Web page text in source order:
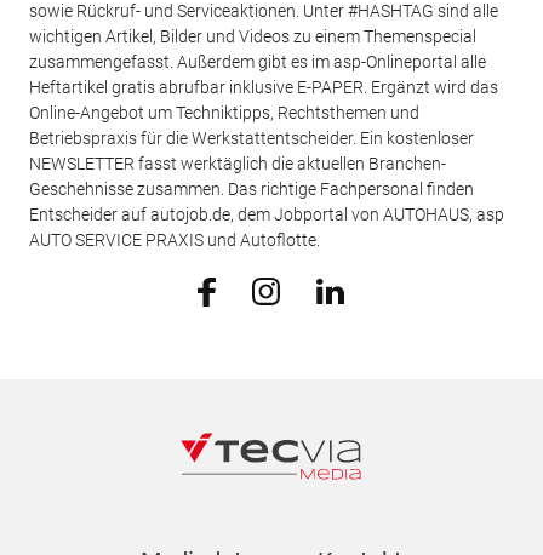
sowie Rückruf- und Serviceaktionen. Unter #HASHTAG sind alle
wichtigen Artikel, Bilder und Videos zu einem Themenspecial
zusammengefasst. Außerdem gibt es im asp-Onlineportal alle
Heftartikel gratis abrufbar inklusive E-PAPER. Ergänzt wird das
Online-Angebot um Techniktipps, Rechtsthemen und
Betriebspraxis für die Werkstattentscheider. Ein kostenloser
NEWSLETTER fasst werktäglich die aktuellen Branchen-
Geschehnisse zusammen. Das richtige Fachpersonal finden
Entscheider auf autojob.de, dem Jobportal von AUTOHAUS, asp
AUTO SERVICE PRAXIS und Autoflotte.